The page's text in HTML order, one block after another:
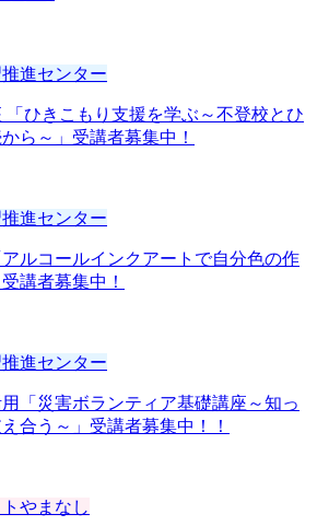
進センター
「ひきこもり支援を学ぶ～不登校とひ
ら～」受講者募集中！
進センター
ルコールインクアートで自分色の作
講者募集中！
進センター
「災害ボランティア基礎講座～知っ
合う～」受講者募集中！！
やまなし